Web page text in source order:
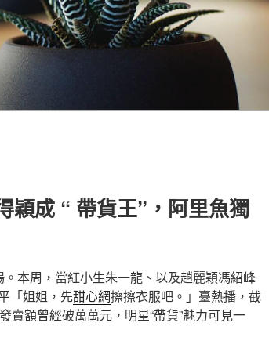
穎成 “ 帶貨王”，阿里魚獨
本周，當紅小生朱一龍、以及趙麗穎馮紹峰
「姐姐，先甜心網擦擦衣服吧。」臺熱播，截
發賣額曾經破萬萬元，明星“帶貨”魅力可見一